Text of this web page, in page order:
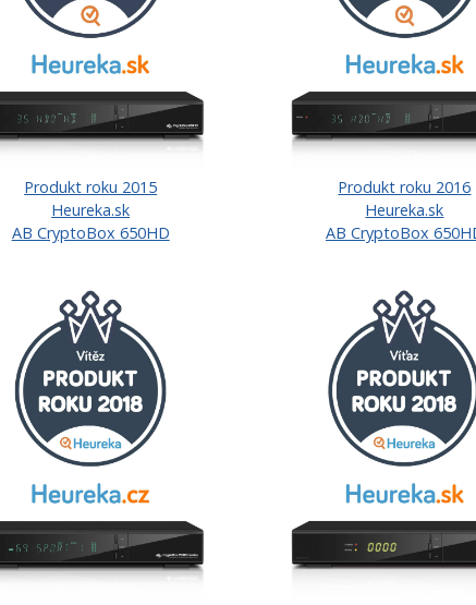
Produkt roku 2015
Heureka.sk
AB CryptoBox 650HD
Produkt roku 2016
Heureka.sk
AB CryptoBox